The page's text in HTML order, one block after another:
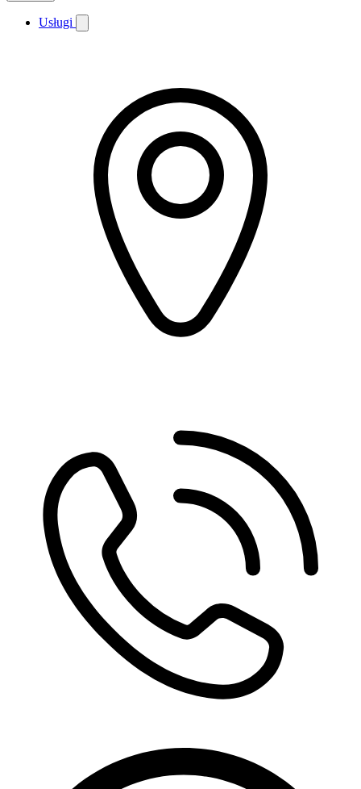
Usługi